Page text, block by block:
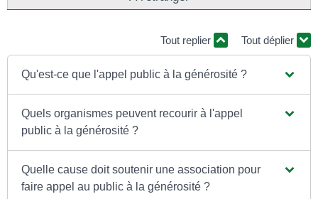
Tout replier Tout déplier
Qu'est-ce que l'appel public à la générosité ?
Quels organismes peuvent recourir à l'appel
public à la générosité ?
Quelle cause doit soutenir une association pour
faire appel au public à la générosité ?